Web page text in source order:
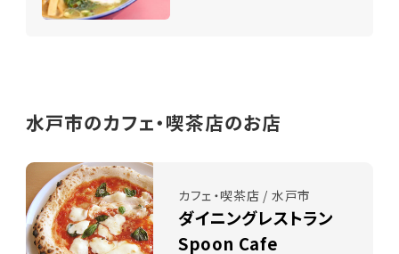
水戸市のカフェ・喫茶店のお店
カフェ・喫茶店 / 水戸市
ダイニングレストラン
Spoon Cafe